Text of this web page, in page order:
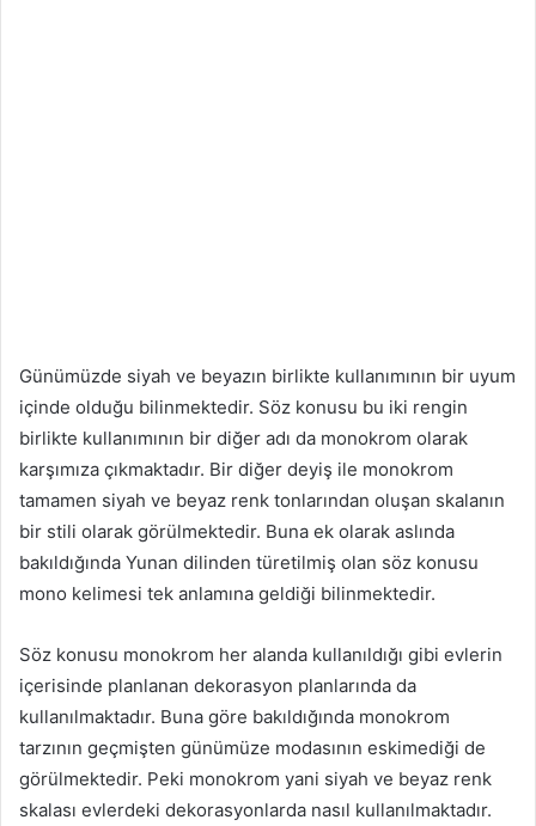
Günümüzde siyah ve beyazın birlikte kullanımının bir uyum
içinde olduğu bilinmektedir. Söz konusu bu iki rengin
birlikte kullanımının bir diğer adı da monokrom olarak
karşımıza çıkmaktadır. Bir diğer deyiş ile monokrom
tamamen siyah ve beyaz renk tonlarından oluşan skalanın
bir stili olarak görülmektedir. Buna ek olarak aslında
bakıldığında Yunan dilinden türetilmiş olan söz konusu
mono kelimesi tek anlamına geldiği bilinmektedir.
Söz konusu monokrom her alanda kullanıldığı gibi evlerin
içerisinde planlanan dekorasyon planlarında da
kullanılmaktadır. Buna göre bakıldığında monokrom
tarzının geçmişten günümüze modasının eskimediği de
görülmektedir. Peki monokrom yani siyah ve beyaz renk
skalası evlerdeki dekorasyonlarda nasıl kullanılmaktadır.